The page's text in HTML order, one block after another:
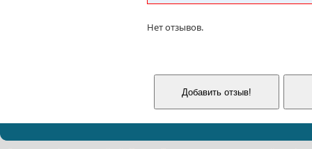
Нет отзывов.